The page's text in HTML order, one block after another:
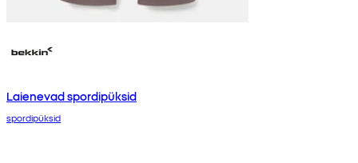
Laienevad spordipüksid
spordipüksid